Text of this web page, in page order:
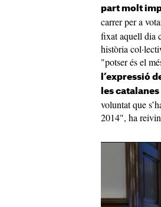
part molt
carrer per a
fixat aquell dia
història
"potser és el
l’expressió
les
voluntat que
2014", ha